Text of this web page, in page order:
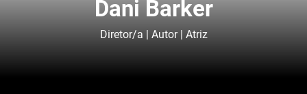
Dani Barker
Diretor/a | Autor | Atriz